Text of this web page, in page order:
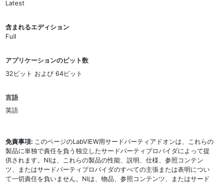
Latest
含まれるエディション
Full
アプリケーションのビット数
32ビット および 64ビット
言語
英語
免責事項: このページのLabVIEW用サードパーティアドオンは、これらの
製品に単独で責任を負う独立したサードパーティプロバイダによって提
供されます。NIは、これらの製品の性能、説明、仕様、参照コンテン
ツ、またはサードパーティプロバイダのすべての主張または表明につい
て一切責任を負いません。NIは、物品、参照コンテンツ、またはサード